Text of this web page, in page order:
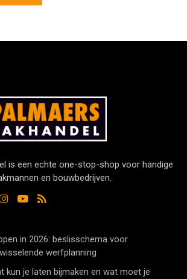
is een echte one-stop-shop voor handige
en bouwbedrijven.
in 2026: beslisschema voor
werfplanning
kun je laten bijmaken en wat moet je